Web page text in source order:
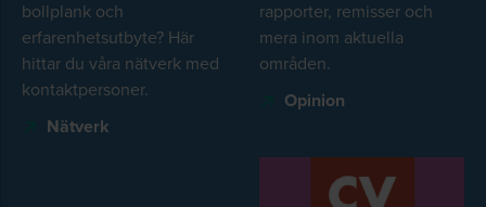
bollplank och
erfarenhetsutbyte? Här
hittar du våra nätverk med
kontaktpersoner.
Nätverk
rapporter, remisser och
mera inom aktuella
områden.
Opinion